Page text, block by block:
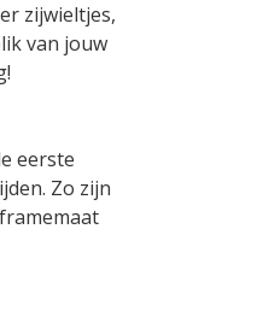
zijwieltjes,
van jouw
eerste
Zo zijn